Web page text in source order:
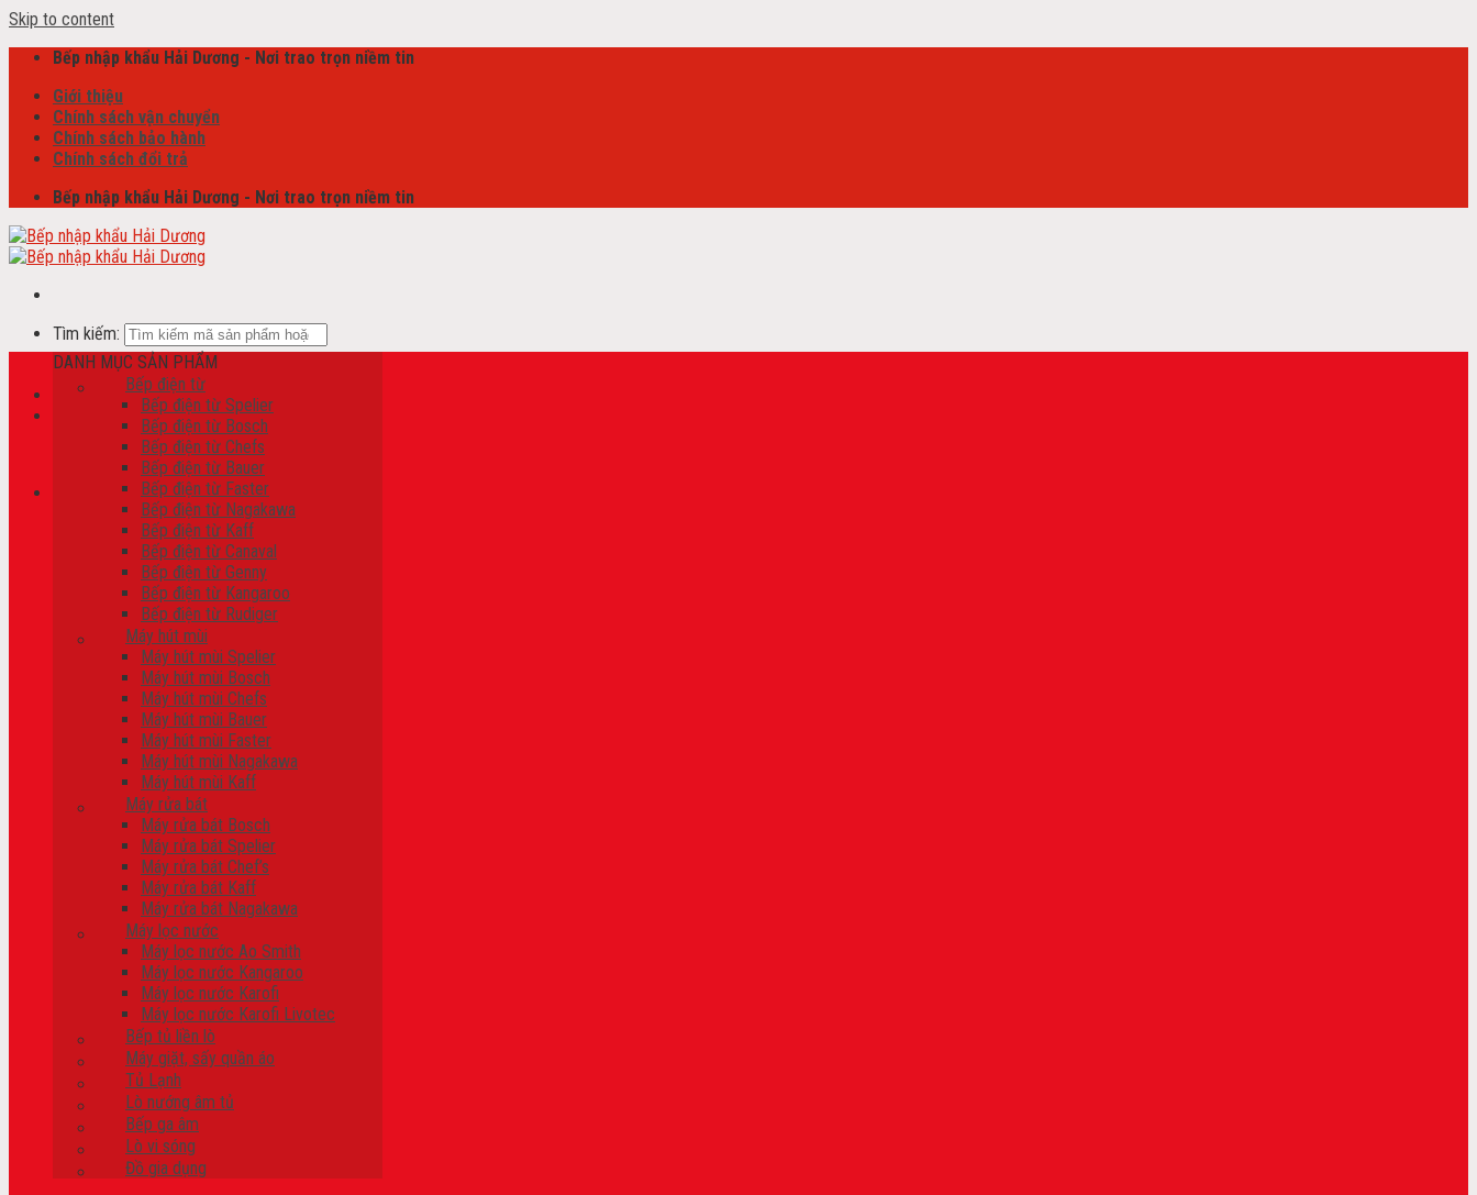
Skip to content
Bếp nhập khẩu Hải Dương - Nơi trao trọn niềm tin
Giới thiệu
Chính sách vận chuyển
Chính sách bảo hành
Chính sách đổi trả
Bếp nhập khẩu Hải Dương - Nơi trao trọn niềm tin
Tìm kiếm:
Giỏ hàng /0₫
Chưa có sản phẩm trong giỏ hàng.
Chưa có sản phẩm trong giỏ hàng.
DANH MỤC SẢN PHẨM
Bếp điện từ
Bếp điện từ Spelier
Bếp điện từ Bosch
Bếp điện từ Chefs
Bếp điện từ Bauer
Bếp điện từ Faster
Bếp điện từ Nagakawa
Bếp điện từ Kaff
Bếp điện từ Canaval
Bếp điện từ Genny
Bếp điện từ Kangaroo
Bếp điện từ Rudiger
Máy hút mùi
Máy hút mùi Spelier
Máy hút mùi Bosch
Máy hút mùi Chefs
Máy hút mùi Bauer
Máy hút mùi Faster
Máy hút mùi Nagakawa
Máy hút mùi Kaff
Máy rửa bát
Máy rửa bát Bosch
Máy rửa bát Spelier
Máy rửa bát Chef’s
Máy rửa bát Kaff
Máy rửa bát Nagakawa
Máy lọc nước
Máy lọc nước Ao Smith
Máy lọc nước Kangaroo
Máy lọc nước Karofi
Máy lọc nước Karofi Livotec
Bếp tủ liền lò
Máy giặt, sấy quần áo
Tủ Lạnh
Lò nướng âm tủ
Bếp ga âm
Lò vi sóng
Đồ gia dụng